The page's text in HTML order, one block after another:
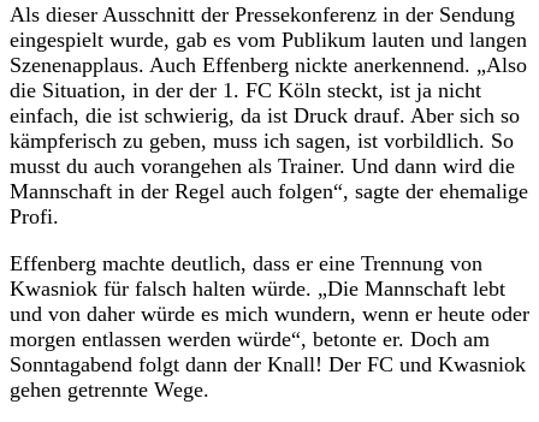
Als dieser Ausschnitt der Pressekonferenz in der Sendung
eingespielt wurde, gab es vom Publikum lauten und langen
Szenenapplaus. Auch Effenberg nickte anerkennend. „Also
die Situation, in der der 1. FC Köln steckt, ist ja nicht
einfach, die ist schwierig, da ist Druck drauf. Aber sich so
kämpferisch zu geben, muss ich sagen, ist vorbildlich. So
musst du auch vorangehen als Trainer. Und dann wird die
Mannschaft in der Regel auch folgen“, sagte der ehemalige
Profi.
Effenberg machte deutlich, dass er eine Trennung von
Kwasniok für falsch halten würde. „Die Mannschaft lebt
und von daher würde es mich wundern, wenn er heute oder
morgen entlassen werden würde“, betonte er. Doch am
Sonntagabend folgt dann der Knall! Der FC und Kwasniok
gehen getrennte Wege.